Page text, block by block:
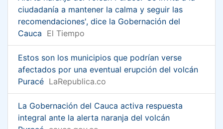
ciudadanía a mantener la calma y seguir las
recomendaciones', dice la Gobernación del
Cauca El Tiempo
Estos son los municipios que podrían verse
afectados por una eventual erupción del volcán
Puracé LaRepublica.co
La Gobernación del Cauca activa respuesta
integral ante la alerta naranja del volcán